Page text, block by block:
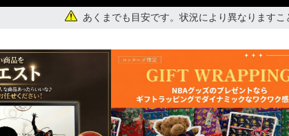
あくまでも目安です。状況により異なりますこ